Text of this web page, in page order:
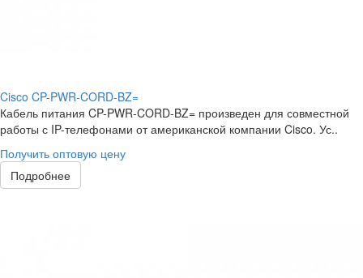
Cisco CP-PWR-CORD-BZ=
Кабель питания CP-PWR-CORD-BZ= произведен для совместной
работы с IP-телефонами от американской компании Cisco. Ус..
Получить оптовую цену
Подробнее